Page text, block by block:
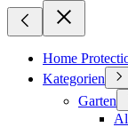
Home
Kategorien
Garten